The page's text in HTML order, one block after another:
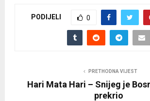
PODIJELI 0
PRETHODNA VIJEST
Hari Mata Hari – Snijeg je
prekrio